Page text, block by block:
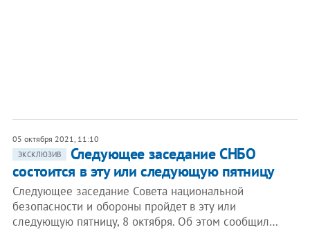
05 октября 2021, 11:10
ЭКСКЛЮЗИВ
Следующее заседание СНБО
состоится в эту или следующую пятницу
Следующее заседание Совета национальной
безопасности и обороны пройдет в эту или
следующую пятницу, 8 октября. Об этом сообщил…